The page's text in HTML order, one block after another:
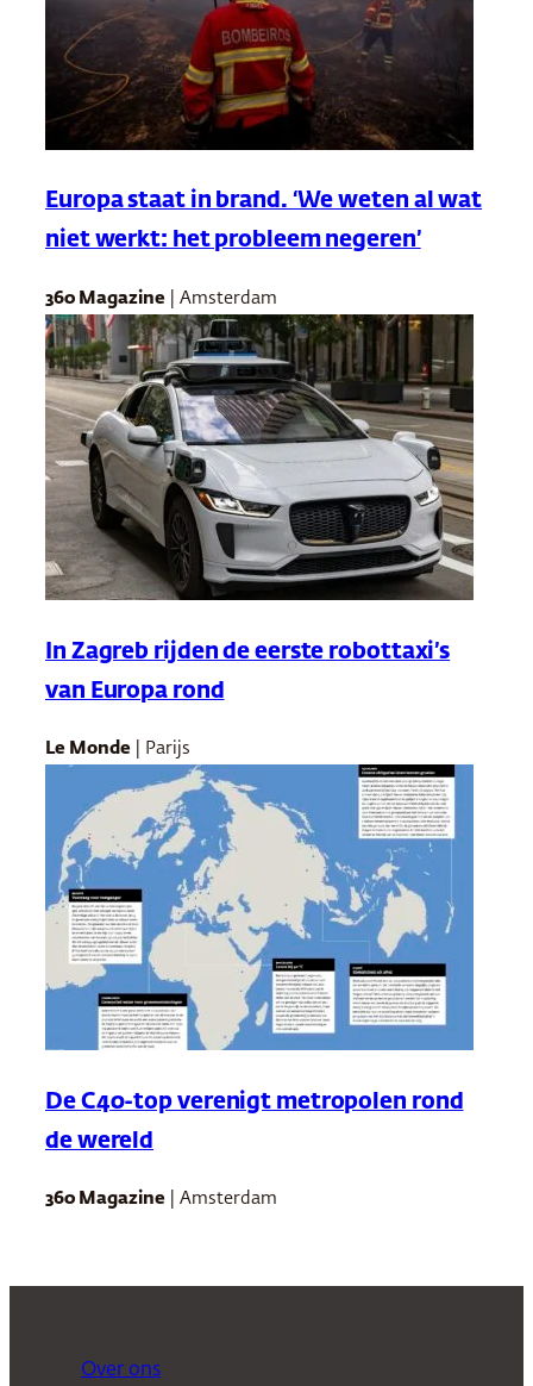
Europa staat in brand. ‘We weten al wat
niet werkt: het probleem negeren’
360 Magazine | Amsterdam
In Zagreb rijden de eerste robottaxi’s
van Europa rond
Le Monde | Parijs
De C40-top verenigt metropolen rond
de wereld
360 Magazine | Amsterdam
Over ons